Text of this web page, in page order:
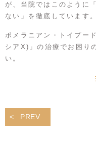
が、当院ではこのように
ない」を徹底しています。
ポメラニアン・トイプー
シアX)」の治療でお困り
い。
PREV